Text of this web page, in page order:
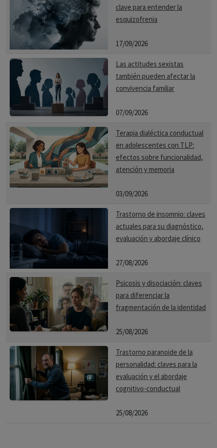
clave para entender la
esquizofrenia
17/09/2026
Las actitudes sexistas
también pueden afectar la
convivencia familiar
07/09/2026
Terapia dialéctica conductual
en adolescentes con TLP:
efectos sobre funcionalidad,
atención y memoria
03/09/2026
Trastorno de insomnio: claves
actuales para su diagnóstico,
evaluación y abordaje clínico
27/08/2026
Psicosis y disociación: claves
para diferenciar la
fragmentación de la identidad
25/08/2026
Trastorno paranoide de la
personalidad: claves para la
evaluación y el abordaje
cognitivo-conductual
25/08/2026